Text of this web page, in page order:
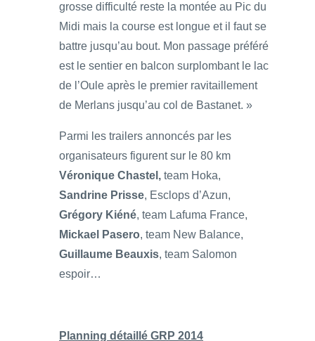
grosse difficulté reste la montée au Pic du
Midi mais la course est longue et il faut se
battre jusqu’au bout. Mon passage préféré
est le sentier en balcon surplombant le lac
de l’Oule après le premier ravitaillement
de Merlans jusqu’au col de Bastanet. »
Parmi les trailers annoncés par les
organisateurs figurent sur le 80 km
Véronique Chastel, team Hoka,
Sandrine Prisse, Esclops d’Azun,
Grégory Kiéné, team Lafuma France,
Mickael Pasero, team New Balance,
Guillaume Beauxis, team Salomon
espoir…
Planning détaillé GRP 2014